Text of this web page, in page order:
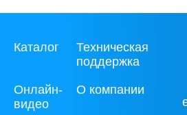
Каталог
Техническая
поддержка
Онлайн-
видео
О компании